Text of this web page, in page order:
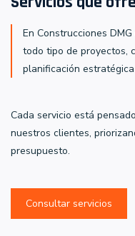
En Construcciones
todo tipo de proyectos,
planificación
Cada servicio está
nuestros clientes,
presupuesto.
Consultar servicios